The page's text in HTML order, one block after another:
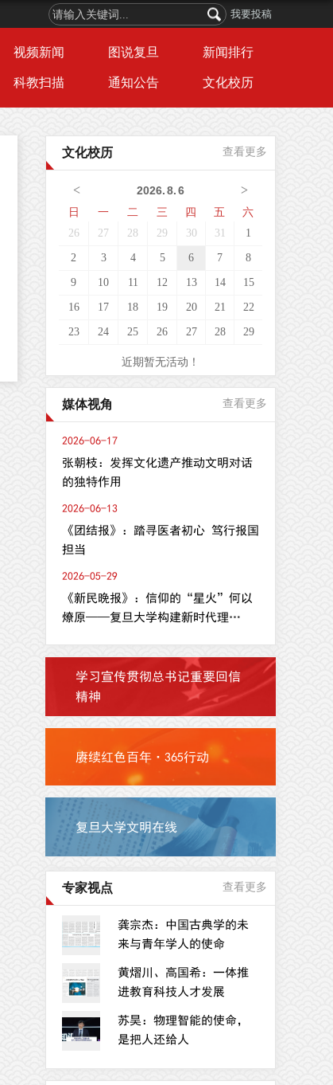
我要投稿
视频新闻 图说复旦 新闻排行
科教扫描 通知公告 文化校历
文化校历 查看更多
< >
2026.8.6
日
一 二 三 四 五 六
26 27 28 29 30 31 1
2 3 4 5 6 7 8
9 10 11 12 13 14 15
16 17 18 19 20 21 22
23 24 25 26 27 28 29
近期暂无活动！
媒体视角 查看更多
2026-06-17
张朝枝：发挥文化遗产推动文明对话
的独特作用
2026-06-13
《团结报》：踏寻医者初心 笃行报国
担当
2026-05-29
《新民晚报》：信仰的“星火”何以
燎原——复旦大学构建新时代理
学习宣传贯彻总书记重要回信
精神
赓续红色百年·365行动
复旦大学文明在线
专家视点 查看更多
龚宗杰：中国古典学的未
来与青年学人的使命
黄熠川、高国希：一体推
进教育科技人才发展
苏昊：物理智能的使命，
是把人还给人